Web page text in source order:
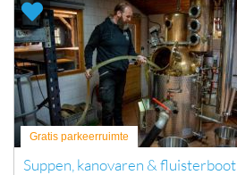
Gratis parkeerruimte
Suppen, kanovaren & fluisterboot